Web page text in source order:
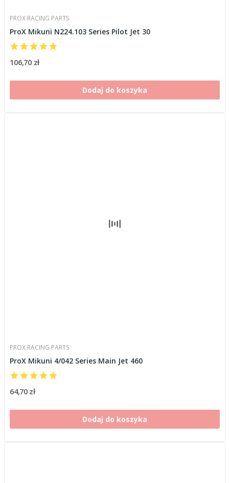
PROX RACING PARTS
ProX Mikuni N224.103 Series Pilot Jet 30
106,70 zł
Dodaj do koszyka
PROX RACING PARTS
ProX Mikuni 4/042 Series Main Jet 460
64,70 zł
Dodaj do koszyka